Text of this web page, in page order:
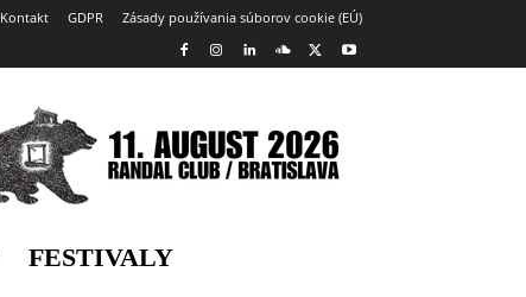
Kontakt GDPR Zásady používania súborov cookie (EÚ)
FESTIVALY